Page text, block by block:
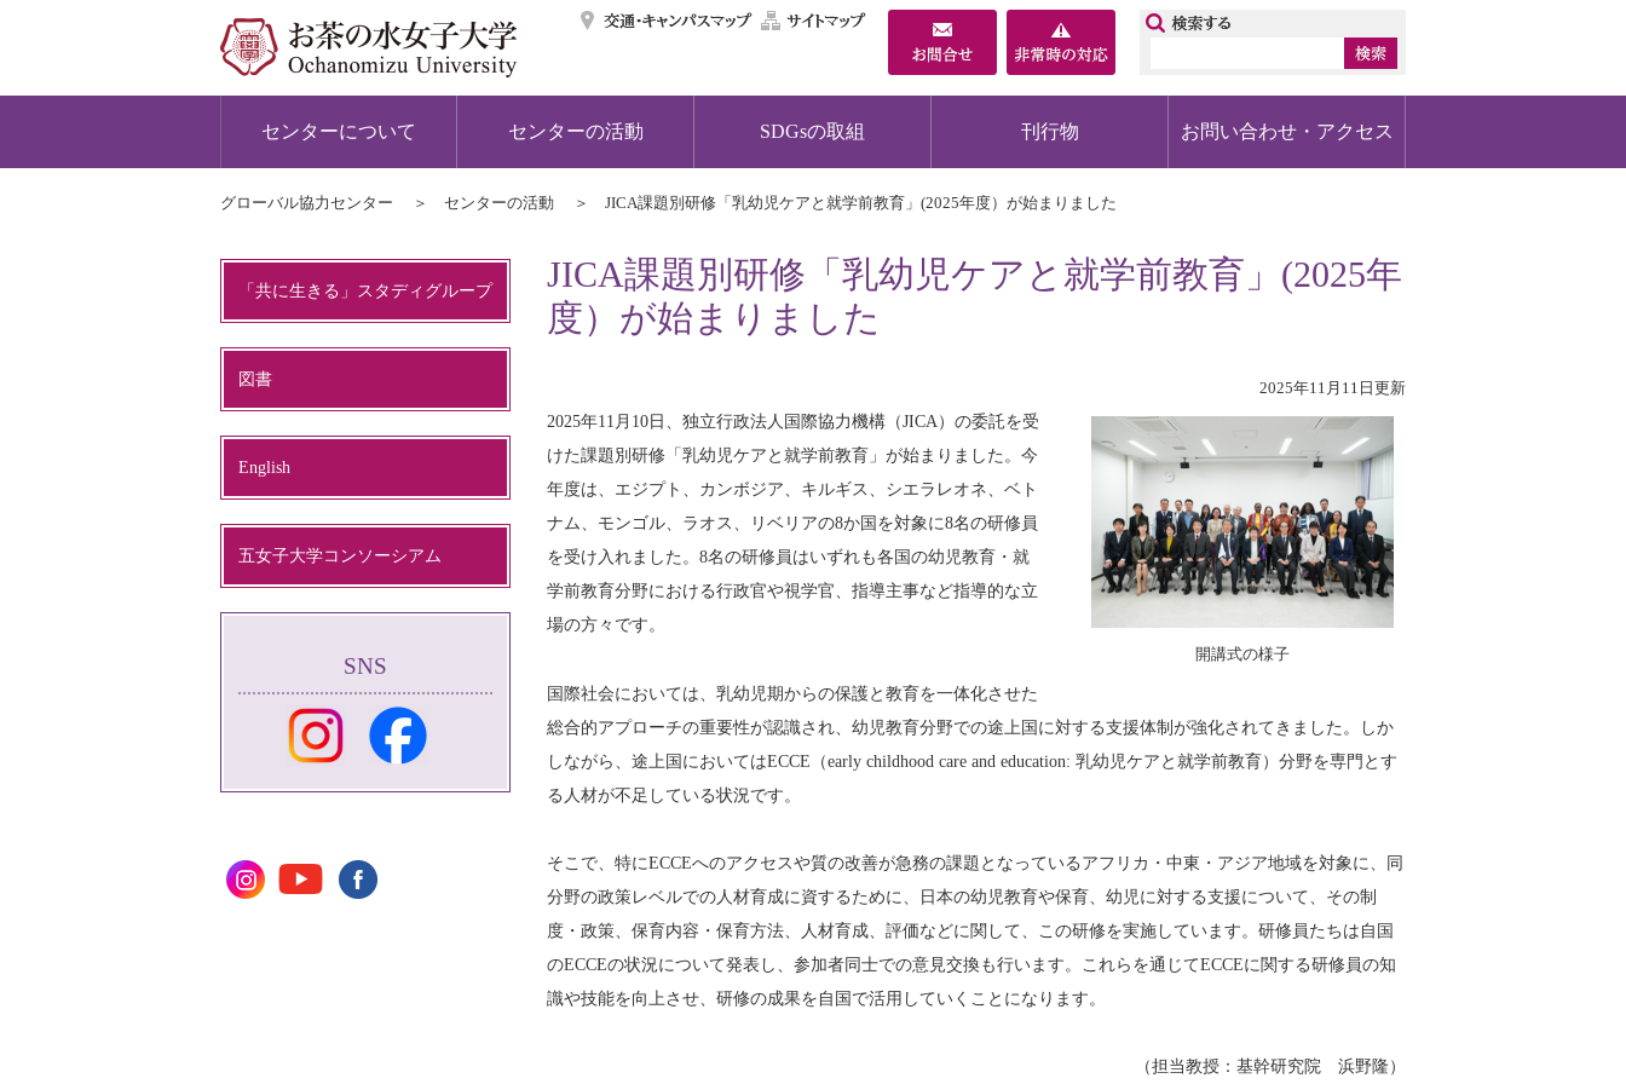
交通・キャンパスマップ
サイトマップ
センターについて センターの活動 SDGsの取組 刊行物 お問い合わせ・アクセス
グローバル協力センター センターの活動 JICA課題別研修「乳幼児ケアと就学前教育」(2025年度）が始まりました
JICA課題別研修「乳幼児ケアと就学前教育」(2025年
度）が始まりました
2025年11月11日更新
開講式の様子
2025年11月10日、独立行政法人国際協力機構（JICA）の委託を受
けた課題別研修「乳幼児ケアと就学前教育」が始まりました。今
年度は、エジプト、カンボジア、キルギス、シエラレオネ、ベト
ナム、モンゴル、ラオス、リベリアの8か国を対象に8名の研修員
を受け入れました。8名の研修員はいずれも各国の幼児教育・就
学前教育分野における行政官や視学官、指導主事など指導的な立
場の方々です。
国際社会においては、乳幼児期からの保護と教育を一体化させた
総合的アプローチの重要性が認識され、幼児教育分野での途上国に対する支援体制が強化されてきました。しか
しながら、途上国においてはECCE（early childhood care and education: 乳幼児ケアと就学前教育）分野を専門とす
る人材が不足している状況です。
そこで、特にECCEへのアクセスや質の改善が急務の課題となっているアフリカ・中東・アジア地域を対象に、同
分野の政策レベルでの人材育成に資するために、日本の幼児教育や保育、幼児に対する支援について、その制
度・政策、保育内容・保育方法、人材育成、評価などに関して、この研修を実施しています。研修員たちは自国
のECCEの状況について発表し、参加者同士での意見交換も行います。これらを通じてECCEに関する研修員の知
識や技能を向上させ、研修の成果を自国で活用していくことになります。
（担当教授：基幹研究院 浜野隆）
「共に生きる」スタディグループ
図書
English
五女子大学コンソーシアム
SNS